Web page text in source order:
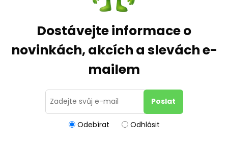
Dostávejte informace o
novinkách, akcích a slevách e-
mailem
Odebírat Odhlásit